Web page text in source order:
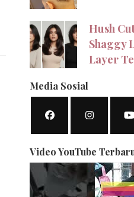
Hush
Shaggy
Layer
Media Sosial
Video YouTube